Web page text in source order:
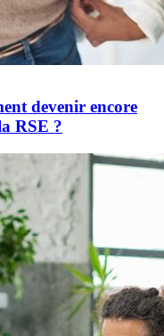
devenir encore
RSE ?